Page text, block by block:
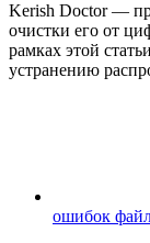
Kerish Doctor —
очистки его от
рамках этой
устранению
ошибок